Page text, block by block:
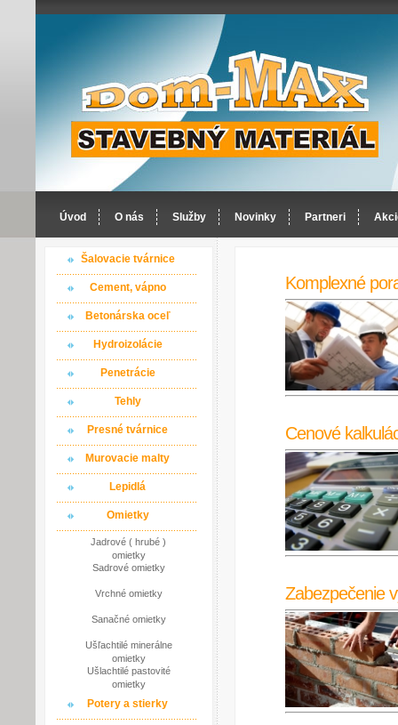
Úvod O nás Služby Novinky Partneri
Šalovacie tvárnice
Cement, vápno
Betonárska oceľ
Hydroizolácie
Penetrácie
Tehly
Presné tvárnice
Murovacie malty
Lepidlá
Omietky
Jadrové ( hrubé )
omietky
Sadrové omietky
Vrchné omietky
Sanačné omietky
Ušľachtilé minerálne
omietky
Ušlachtilé pastovité
omietky
Potery a stierky
Komplexné
Cenové
Zabezpečenie